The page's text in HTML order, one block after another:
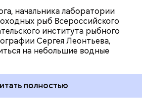
начальника лаборатории
рыб Всероссийского
института рыбного
Сергея Леонтьева,
на небольшие водные
полностью
и часам нужно
ведь все эти оценки
предположения
заявления кому-то выгодны,